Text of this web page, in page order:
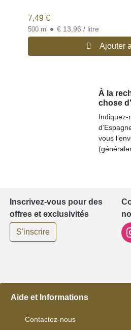
7,49 €
500 ml • € 13,96 / litre
Ajouter
À la
chose
Indiquez-
vous
Inscrivez-vous pour des
offres et exclusivités
S'inscrire
Aide et Informations
Contactez-nous